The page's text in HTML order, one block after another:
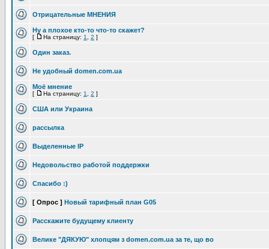
Отрицательные МНЕНИЯ
Ну а плохое кто-то что-то скажет?
[ На страницу: 1 2 ]
Один заказ.
Не удобный domen.com.ua
Моё мнение
[ На страницу: 1 2 ]
США или Украина
рассылка
Выделенные IP
Недовольство работой поддержки
Спасибо :)
[ Опрос ] Новый тарифный план G05
Расскажите будущему клиенту
Велике "ДЯКУЮ" хлопцям з domen.com.ua за те, що во